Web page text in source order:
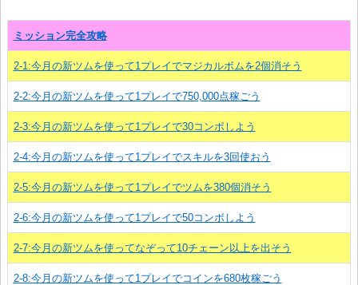
ミッション完全攻略
2-1:今月の新ツムを使って1プレイでマジカルボムを2個消そう
2-2:今月の新ツムを使って1プレイで750,000点稼ごう
2-3:今月の新ツムを使って1プレイで30コンボしよう
2-4:今月の新ツムを使って1プレイでスキルを3回使おう
2-5:今月の新ツムを使って1プレイでツムを380個消そう
2-6:今月の新ツムを使って1プレイで50コンボしよう
2-7:今月の新ツムを使ってなぞって10チェーン以上を出そう
2-8:今月の新ツムを使って1プレイでコインを680枚稼ごう